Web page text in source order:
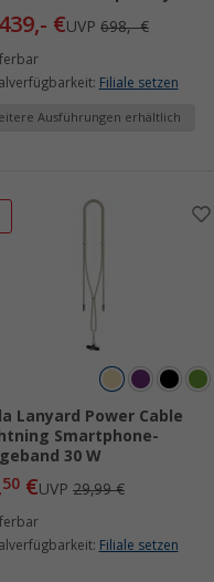
439,- €UVP698,- €
Filiale setzen
Ausführungen erhältlich
Lanyard Power Cable
Smartphone-
30 W
50 €UVP29,99 €
Filiale setzen